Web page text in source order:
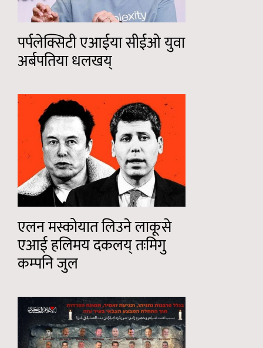
पर्पलेक्सिटी एआईया सीईओ युवा
अर्बपतिया धलखय्
एलन मस्कोयात लिउने लाकूसे
एआई हलिमय दकलय् तःमिगु
कम्पनि जुल